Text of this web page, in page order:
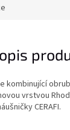
kombinující
vrstvou
CERAFI.